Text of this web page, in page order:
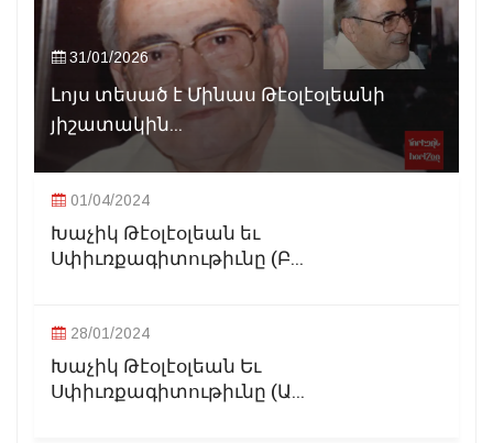
31/01/2026
Լոյս տեսած է Մինաս Թէօլէօլեանի
յիշատակին...
01/04/2024
Խաչիկ Թէօլէօլեան եւ
Սփիւռքագիտութիւնը (Բ...
28/01/2024
Խաչիկ Թէօլէօլեան Եւ
Սփիւռքագիտութիւնը (Ա...